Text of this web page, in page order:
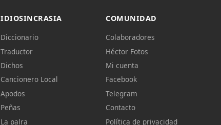
IDIOSINCRASIA
Diccionario
Traductor
Dichos
Cancionero Local
Apodos
Peñas
La palra
COMUNIDAD
Colaboradores
Héctor Fotos
Mi cuenta
Facebook
Telegram
Contacto
Política de privacidad